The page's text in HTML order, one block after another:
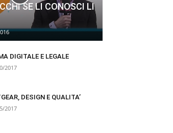
SE LI CONOSCI LI
DIGITALE E LEGALE
2017
DESIGN E QUALITA’
2017